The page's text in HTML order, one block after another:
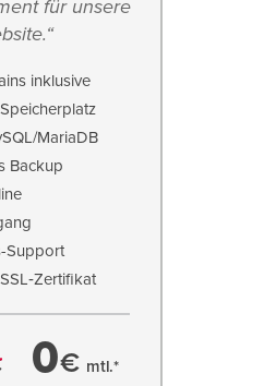
für unsere
inklusive
Speicherplatz
MariaDB
Backup
Support
0€ mtl.*